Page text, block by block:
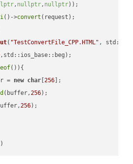
, nullptr, nullptr))
()->convert
( "TestConvertFile_CPP.HTML" ,
,std::ios_base::beg);
eof()){
= new char [256 ];
(buffer,256);
256);